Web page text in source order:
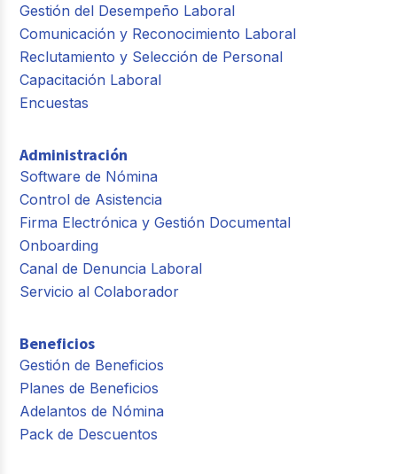
Gestión del Desempeño Laboral
Comunicación y Reconocimiento Laboral
Reclutamiento y Selección de Personal
Capacitación Laboral
Encuestas
Administración
Software de Nómina
Control de Asistencia
Firma Electrónica y Gestión Documental
Onboarding
Canal de Denuncia Laboral
Servicio al Colaborador
Beneficios
Gestión de Beneficios
Planes de Beneficios
Adelantos de Nómina
Pack de Descuentos